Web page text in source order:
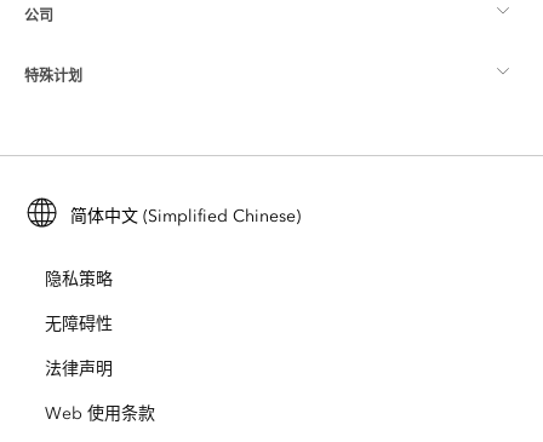
Esri Store
ArcGIS 博客
Esri 年轻专家关系网
什么是 GIS？
位置智能
培训
ArcUser
ArcNews
ArcWatch
公司
关于 Esri
招贤纳士
开放视野
业务行为准则
特殊计划
ArcGIS for Student Use
保护
教育
简体中文 (Simplified Chinese)
隐私策略
无障碍性
法律声明
Web 使用条款